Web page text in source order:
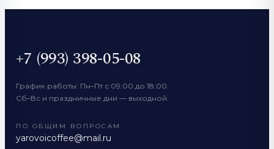
+7 (993) 398-05-08
График работы: Пн–Пт с 09:00 до 18:00.
Сб–Вс и праздничные дни — выходной.
ПО ОБЩИМ ВОПРОСАМ
yarovoicoffee@mail.ru